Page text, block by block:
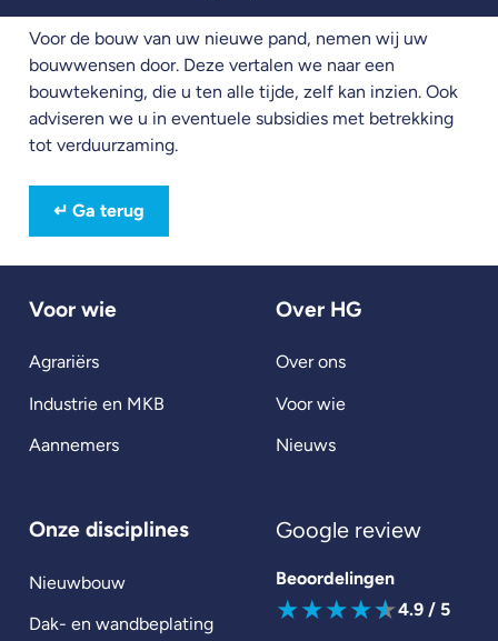
Voor de bouw van uw nieuwe pand, nemen wij uw
bouwwensen door. Deze vertalen we naar een
bouwtekening, die u ten alle tijde, zelf kan inzien. Ook
adviseren we u in eventuele subsidies met betrekking
tot verduurzaming.
↵ Ga terug
Voor wie
Agrariërs
Industrie en MKB
Aannemers
Over HG
Over ons
Voor wie
Nieuws
Onze disciplines
Nieuwbouw
Dak- en wandbeplating
Google review
Beoordelingen
★★★★★4.9 / 5
Offerte aanvragen